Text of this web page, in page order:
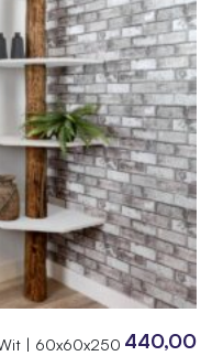
| 60x60x250 440,00